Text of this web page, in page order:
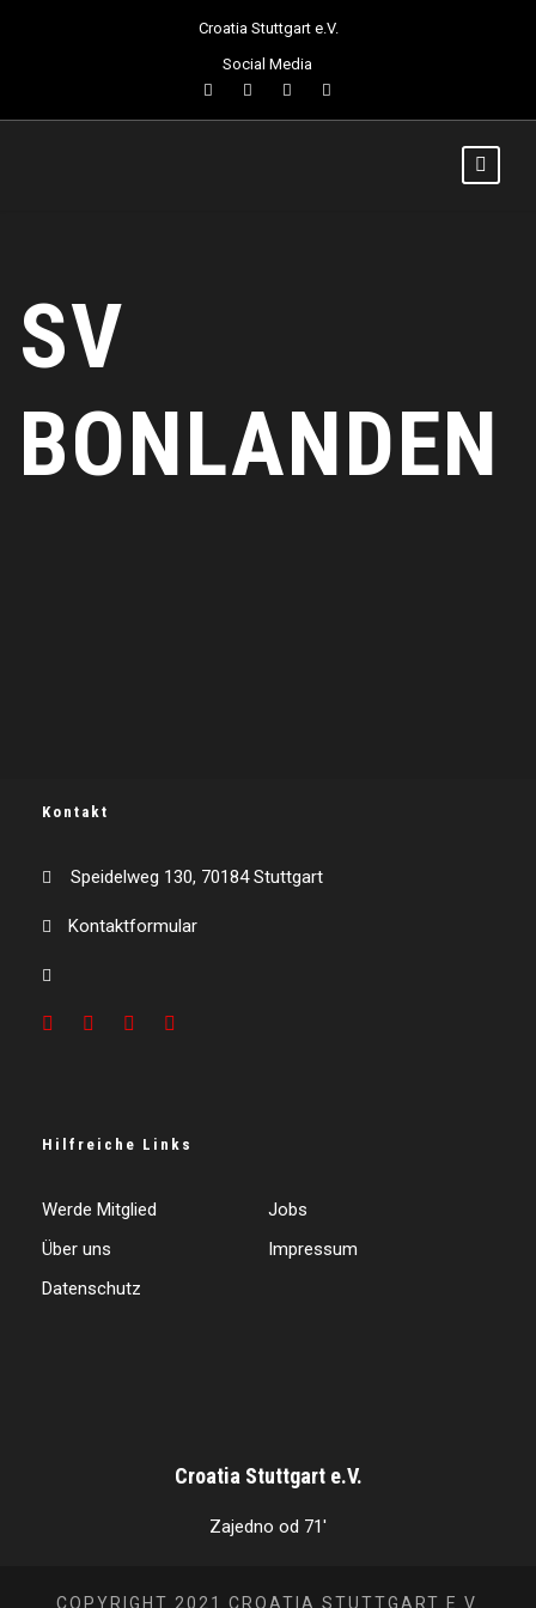
Croatia Stuttgart e.V.
Social Media
SV
BONLANDEN
Kontakt
Speidelweg 130, 70184 Stuttgart
Kontaktformular
Hilfreiche Links
Werde Mitglied
Jobs
Über uns
Impressum
Datenschutz
Croatia Stuttgart e.V.
Zajedno od 71'
COPYRIGHT 2021 CROATIA STUTTGART E.V.